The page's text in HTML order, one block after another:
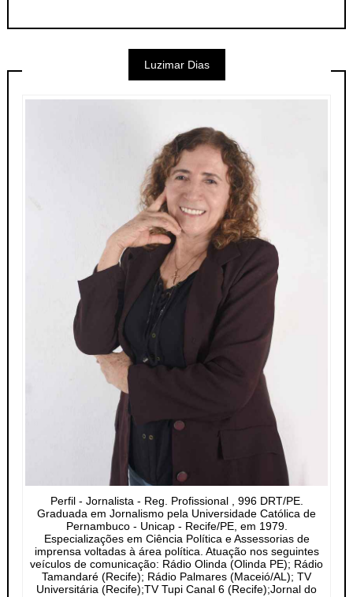
Luzimar Dias
Perfil - Jornalista - Reg. Profissional , 996 DRT/PE.
Graduada em Jornalismo pela Universidade Católica de
Pernambuco - Unicap - Recife/PE, em 1979.
Especializações em Ciência Política e Assessorias de
imprensa voltadas à área política. Atuação nos seguintes
veículos de comunicação: Rádio Olinda (Olinda PE); Rádio
Tamandaré (Recife); Rádio Palmares (Maceió/AL); TV
Universitária (Recife);TV Tupi Canal 6 (Recife);Jornal do